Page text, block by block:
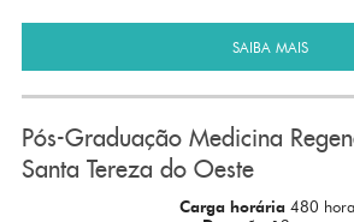
SAIBA MAIS
Pós-Graduação Medicina
Santa Tereza do Oeste
Carga horária 480